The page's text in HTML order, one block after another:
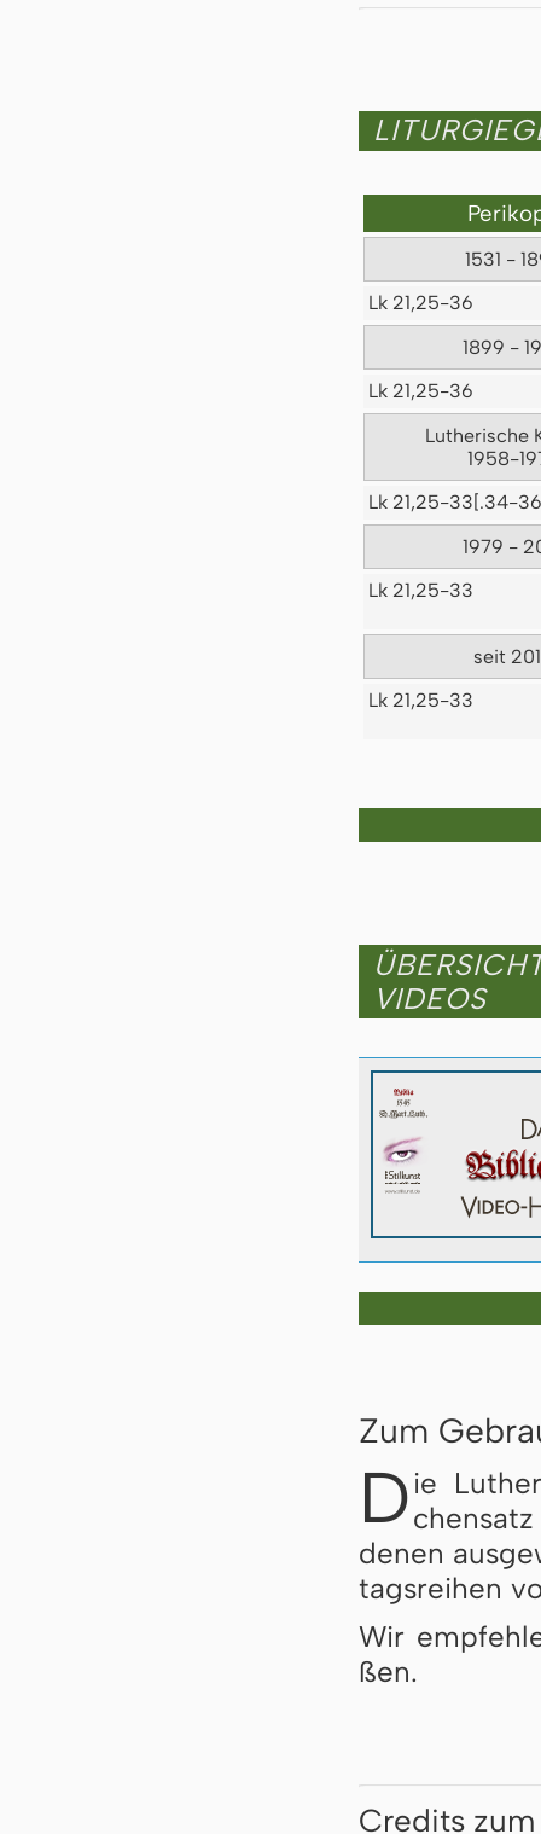
1531 -
Lk 21,25-36
1899 -
Lk 21,25-36
Lutherische
1958-
Lk 21,25-33[.34-
1979 -
Lk 21,25-33
seit
Lk 21,25-33
VIDEOS
Zum
D ie
de­nen
tags­rei­hen
Wir
ßen.
Credits